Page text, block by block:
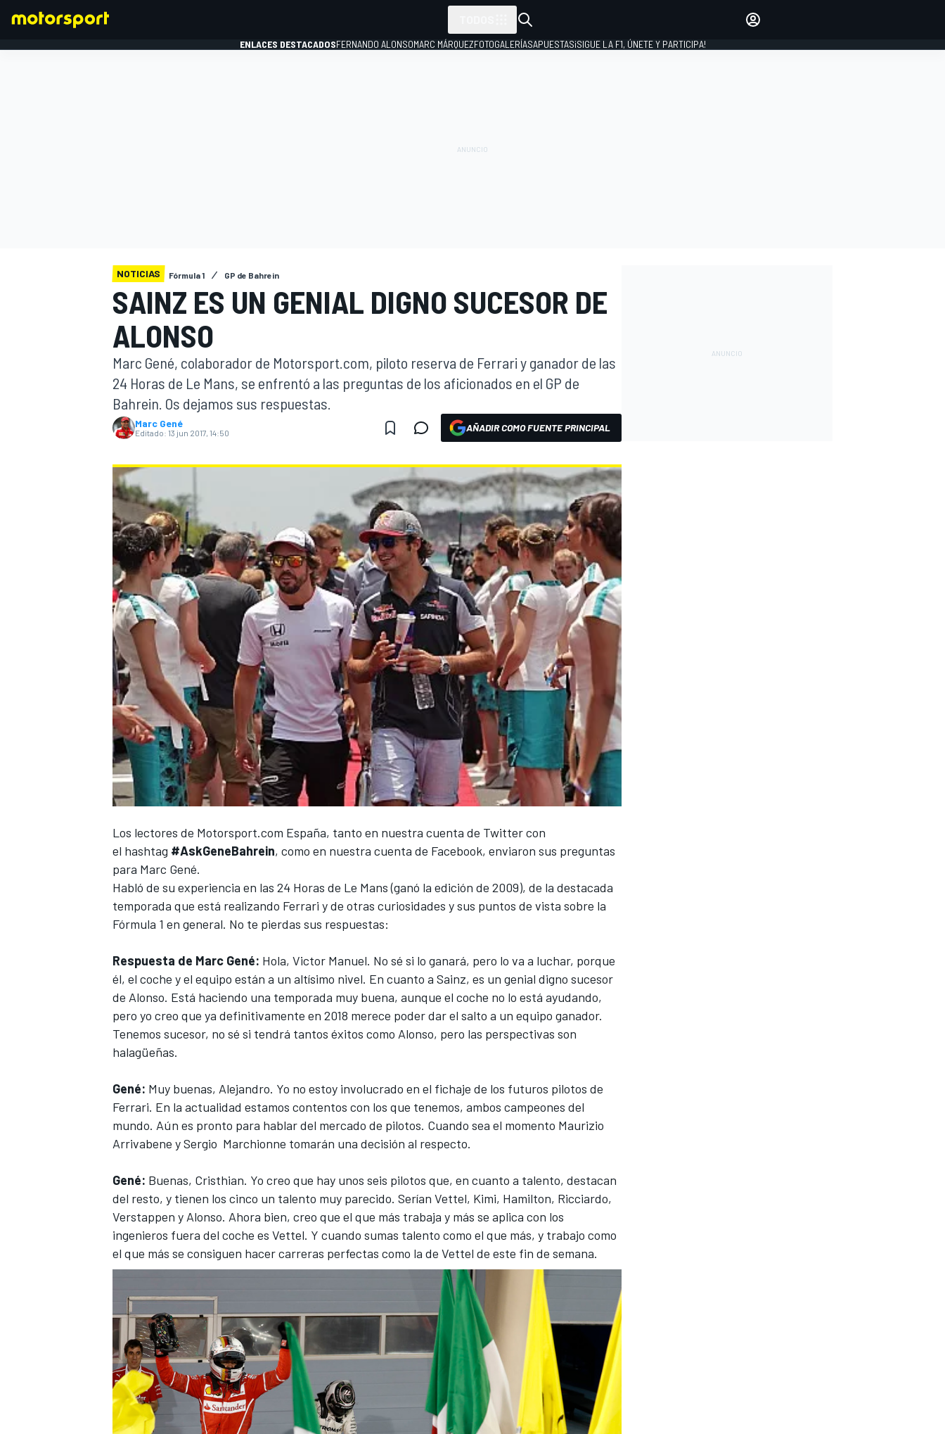
WEC FÓRMULA E
ENLACES DESTACADOSFERNANDO ALONSOMARC MÁRQUEZFOTOGALERÍASAPUESTAS¡SIGUE LA F1, ÚNETE Y PARTICIPA!
NOTICIAS Fórmula 1 GP de Bahrein
SAINZ ES UN GENIAL DIGNO SUCESOR DE
ALONSO
Marc Gené, colaborador de Motorsport.com, piloto reserva de Ferrari y ganador de las
24 Horas de Le Mans, se enfrentó a las preguntas de los aficionados en el GP de
Bahrein. Os dejamos sus respuestas.
Marc Gené
Editado: 13 jun 2017, 14:50 AÑADIR COMO FUENTE PRINCIPAL
Los lectores de Motorsport.com España, tanto en nuestra cuenta de Twittercon
el hashtag #AskGeneBahrein, como en nuestra cuenta de Facebook, enviaron sus preguntas
para Marc Gené.
Habló de su experiencia en las 24 Horas de Le Mans(ganó la edición de 2009), de la destacada
temporada que está realizando Ferrari y de otras curiosidades y sus puntos de vista sobre la
Fórmula 1 en general. No te pierdas sus respuestas:
Respuesta de Marc Gené: Hola, Victor Manuel. No sé si lo ganará, pero lo va a luchar, porque
él, el coche y el equipo están a un altísimo nivel. En cuanto a Sainz, es un genial digno sucesor
de Alonso. Está haciendo una temporada muy buena, aunque el coche no lo está ayudando,
pero yo creo que ya definitivamente en 2018 merece poder dar el salto a un equipo ganador.
Tenemos sucesor, no sé si tendrá tantos éxitos como Alonso, pero las perspectivas son
halagüeñas.
Gené: Muy buenas, Alejandro. Yo no estoy involucrado en el fichaje de los futuros pilotos de
Ferrari. En la actualidad estamos contentos con los que tenemos, ambos campeones del
mundo. Aún es pronto para hablar del mercado de pilotos. Cuando sea el momento Maurizio
Arrivabene y Sergio Marchionne tomarán una decisión al respecto.
Gené: Buenas, Cristhian. Yo creo que hay unos seis pilotos que, en cuanto a talento, destacan
del resto, y tienen los cinco un talento muy parecido. Serían Vettel, Kimi, Hamilton, Ricciardo,
Verstappen y Alonso. Ahora bien, creo que el que más trabaja y más se aplica con los
ingenieros fuera del coche es Vettel. Y cuando sumas talento como el que más, y trabajo como
el que más se consiguen hacer carreras perfectas como la de Vettel de este fin de semana.